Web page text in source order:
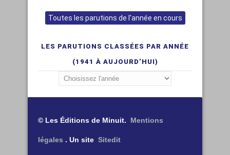
Toutes les parutions de l'année en cours
LES PARUTIONS CLASSÉES PAR ANNÉE
(1941 À AUJOURD’HUI)
© Les Éditions de Minuit. Mentions
légales . Un site Sitedit